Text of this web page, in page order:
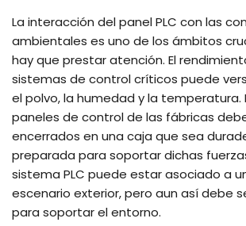
La interacción del panel PLC con las
ambientales es uno de los ámbitos
hay que prestar atención. El
sistemas de control críticos puede
el polvo, la humedad y la temperatura.
paneles de control de las fábricas
encerrados en una caja que sea
preparada para soportar dichas
sistema PLC puede estar asociado a
escenario exterior, pero aun así debe
para soportar el entorno.